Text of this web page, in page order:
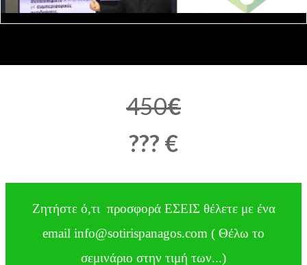
450€
??? €
Ζητήστε ό,τι προσφορά ΕΣΕΙΣ θέλετε με ένα
email info@sotirispanagos.com ( Θέλω το
σεμινάριο στην τιμή των...)